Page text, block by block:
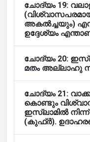
ചോദ്യം 19:
അകൽച്ചയും)
ഉദ്ദേശ്യം
ചോദ്യം 20:
മതം അല്ലാഹു
ചോദ്യം 21:
കൊണ്ടും
ഇസ്ലാമിൽ
(കുഫ്ർ).